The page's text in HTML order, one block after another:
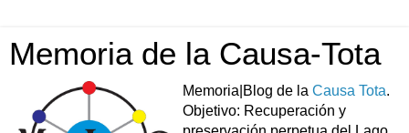
Memoria de la Causa-Tota
Memoria|Blog de la Causa Tota.
Objetivo: Recuperación y